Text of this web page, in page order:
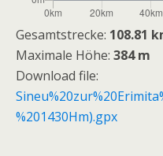
Gesamtstrecke: 108.81
Maximale Höhe: 384 m
Download file:
%201430Hm).gpx